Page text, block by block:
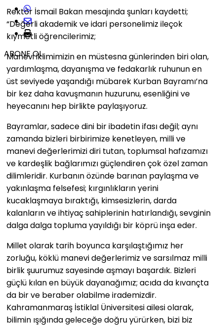
ABONE OL
Rektör İsmail Bakan mesajında şunları kaydetti;
“Değerli akademik ve idari personelimiz ileçok
kıymetli öğrencilerimiz;
Manevi iklimimizin en müstesna günlerinden biri olan,
yardımlaşma, dayanışma ve fedakarlık ruhunun en
üst seviyede yaşandığı mübarek Kurban Bayramı’na
bir kez daha kavuşmanın huzurunu, esenliğini ve
heyecanını hep birlikte paylaşıyoruz.
Bayramlar, sadece dini bir ibadetin ifası değil; aynı
zamanda bizleri birbirimize kenetleyen, milli ve
manevi değerlerimizi diri tutan, toplumsal hafızamızı
ve kardeşlik bağlarımızı güçlendiren çok özel zaman
dilimleridir. Kurbanın özünde barınan paylaşma ve
yakınlaşma felsefesi; kırgınlıkların yerini
kucaklaşmaya bıraktığı, kimsesizlerin, darda
kalanların ve ihtiyaç sahiplerinin hatırlandığı, sevginin
dalga dalga topluma yayıldığı bir köprü inşa eder.
Millet olarak tarih boyunca karşılaştığımız her
zorluğu, köklü manevi değerlerimiz ve sarsılmaz milli
birlik şuurumuz sayesinde aşmayı başardık. Bizleri
güçlü kılan en büyük dayanağımız; acıda da kıvançta
da bir ve beraber olabilme irademizdir.
Kahramanmaraş İstiklal Üniversitesi ailesi olarak,
bilimin ışığında geleceğe doğru yürürken, bizi biz